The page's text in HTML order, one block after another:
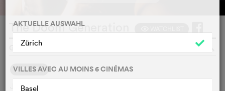
The Doom Generation
GREGG ARAKI, FRANCE, USA, 1995
SYNOPSIS
Jordan et Amy, un couple d'adolescents, croise la route de
AKTUELLE AUSWAHL
Zürich
VILLES AVEC AU MOINS 6 CINÉMAS
Basel